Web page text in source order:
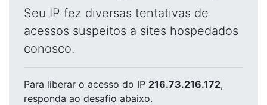
Seu IP fez diversas tentativas de
acessos suspeitos a sites hospedados
conosco.
Para liberar o acesso do IP 216.73.216.172,
responda ao desafio abaixo.